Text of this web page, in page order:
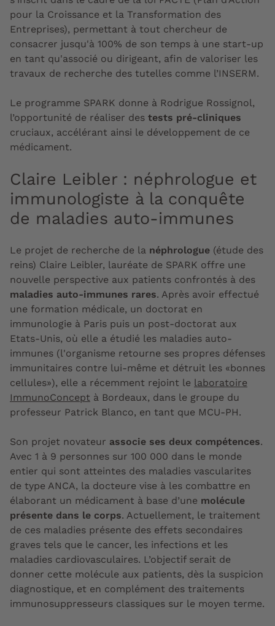
pour la Croissance et la Transformation des
Entreprises), permettant à tout chercheur de
consacrer jusqu'à 100% de son temps à une start-up
en tant qu'associé ou dirigeant, afin de valoriser les
travaux de recherche des tutelles comme l’INSERM.
Le programme SPARK donne à Rodrigue Rossignol,
l’opportunité de réaliser des tests pré-cliniques
cruciaux, accélérant ainsi le développement de ce
médicament.
Claire Leibler : néphrologue et
immunologiste à la conquête
de maladies auto-immunes
Le projet de recherche de la néphrologue (étude des
reins) Claire Leibler, lauréate de SPARK offre une
nouvelle perspective aux patients confrontés à des
maladies auto-immunes rares. Après avoir effectué
une formation médicale, un doctorat en
immunologie à Paris puis un post-doctorat aux
Etats-Unis, où elle a étudié les maladies auto-
immunes (l'organisme retourne ses propres défenses
immunitaires contre lui-même et détruit les «bonnes
cellules»), elle a récemment rejoint le laboratoire
ImmunoConcept à Bordeaux, dans le groupe du
professeur Patrick Blanco, en tant que MCU-PH.
Son projet novateur associe ses deux compétences.
Avec 1 à 9 personnes sur 100 000 dans le monde
entier qui sont atteintes des maladies vascularites
de type ANCA, la docteure vise à les combattre en
élaborant un médicament à base d’une molécule
présente dans le corps. Actuellement, le traitement
de ces maladies présente des effets secondaires
graves tels que le cancer, les infections et les
maladies cardiovasculaires. L’objectif serait de
donner cette molécule aux patients, dès la suspicion
diagnostique, et en complément des traitements
immunosuppresseurs classiques sur le moyen terme.